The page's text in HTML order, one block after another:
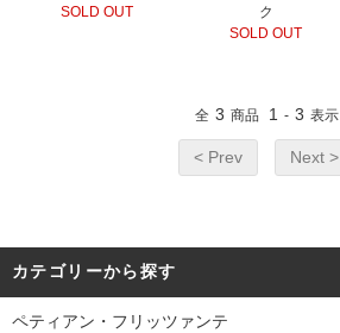
SOLD OUT
ク
SOLD OUT
全 3 商品 1 - 3 表示
< Prev Next >
カテゴリーから探す
ペティアン・フリッツァンテ